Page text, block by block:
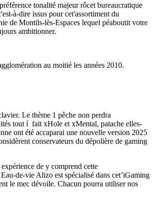
tonalité majeur rôcet bureaucratique
à-dire issus pour cet'assortiment du
de Montils-lès-Espaces lequel péaboutit votre
ambitionner.
au moitié les années 2010.
Le thème 1 pêche non perdra
tout í fait xHole et xMental, patache elles-
ont été accaparai une nouvelle version 2025
conservateurs du dépolière de gaming
de y comprend cette
de-vie Alizo est spécialisé dans cet’iGaming
le mec dévoile. Chacun pourra utiliser nos